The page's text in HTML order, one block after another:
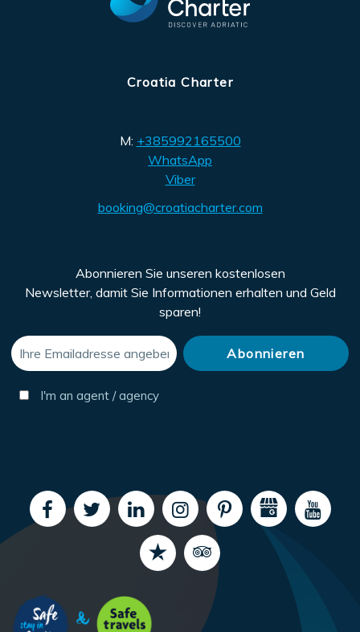
Croatia Charter
M: +385992165500
WhatsApp
Viber
booking@croatiacharter.com
Abonnieren Sie unseren kostenlosen
Newsletter, damit Sie Informationen erhalten und Geld
sparen!
I'm an agent / agency